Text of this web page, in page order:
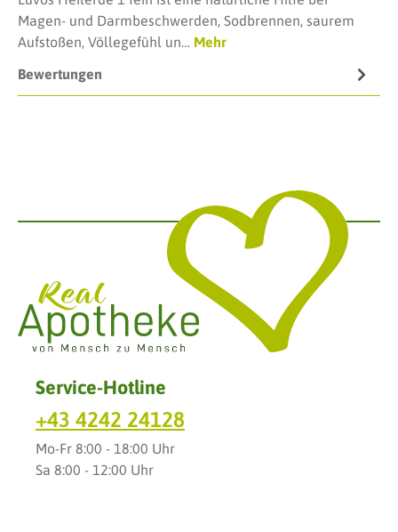
Magen- und Darmbeschwerden, Sodbrennen, saurem
Aufstoßen, Völlegefühl un… Mehr
Bewertungen
Service-Hotline
+43 4242 24128
Mo-Fr 8:00 - 18:00 Uhr
Sa 8:00 - 12:00 Uhr